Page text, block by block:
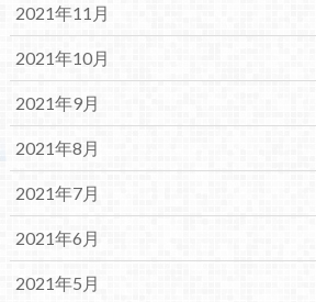
2021年11月
2021年10月
2021年9月
2021年8月
2021年7月
2021年6月
2021年5月